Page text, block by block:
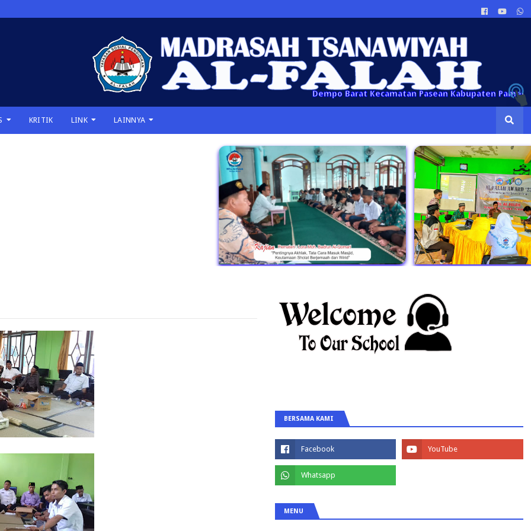
Dempo Barat Kecamatan Pasean Kabupaten
KRITIK LINK LAINNYA
BERSAMA KAMI
MENU